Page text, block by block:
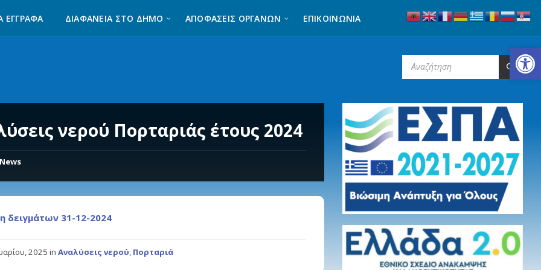
Ανοίξτε τη γραμμή εργαλείων
ΈΓΓΡΑΦΑ ΔΙΑΦΆΝΕΙΑ ΣΤΟ ΔΉΜΟ ΑΠΟΦΑΣΕΙΣ ΟΡΓΑΝΩΝ ΕΠΙΚΟΙΝΩΝΊΑ
νερού Πορταριάς έτους 2024
News
δειγμάτων 31-12-2024
2025inΑναλύσεις νερού, Πορταριά